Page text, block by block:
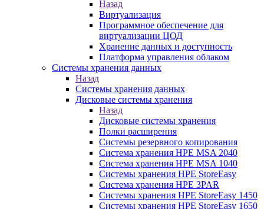
Назад
Виртуализация
Программное обеспечение для
виртуализации ЦОД
Хранение данных и доступность
Платформа управления облаком
Системы хранения данных
Назад
Системы хранения данных
Дисковые системы хранения
Назад
Дисковые системы хранения
Полки расширения
Системы резервного копирования
Система хранения HPE MSA 2040
Система хранения HPE MSA 1040
Системы хранения HPE StoreEasy
Система хранения HPE 3PAR
Системы хранения HPE StoreEasy 1450
Системы хранения HPE StoreEasy 1650